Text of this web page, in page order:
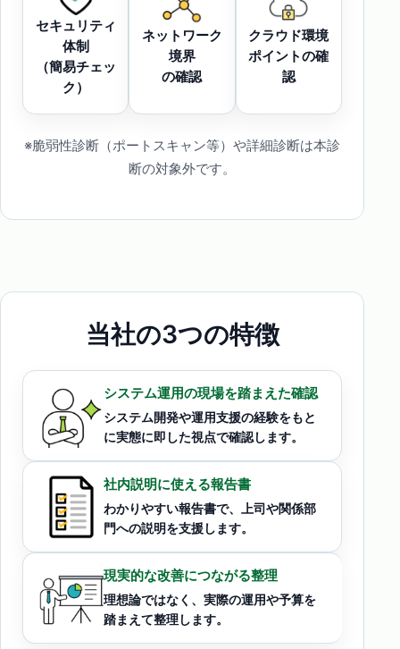
セキュリティ
体制
（簡易チェッ
ク）
ネットワーク
境界
の確認
クラウド環境
ポイントの確
認
※脆弱性診断（ポートスキャン等）や詳細診断は本診
断の対象外です。
当社の3つの特徴
システム運用の現場を踏まえた確認
システム開発や運用支援の経験をもと
に実態に即した視点で確認します。
社内説明に使える報告書
わかりやすい報告書で、上司や関係部
門への説明を支援します。
現実的な改善につながる整理
理想論ではなく、実際の運用や予算を
踏まえて整理します。